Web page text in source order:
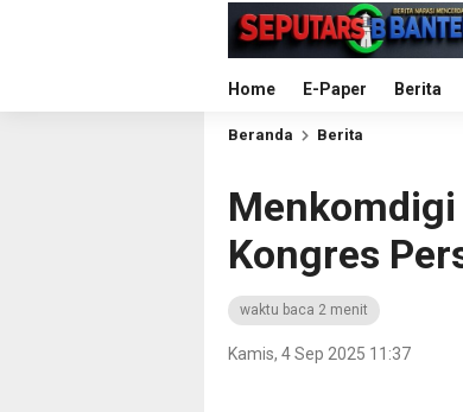
Home E-Paper Berita
Beranda Berita
Kongres
waktu baca 2 menit
Kamis, 4 Sep 2025 11:37